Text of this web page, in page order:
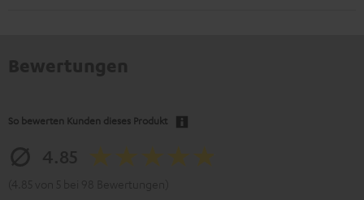
So bewerten Kunden dieses Produkt